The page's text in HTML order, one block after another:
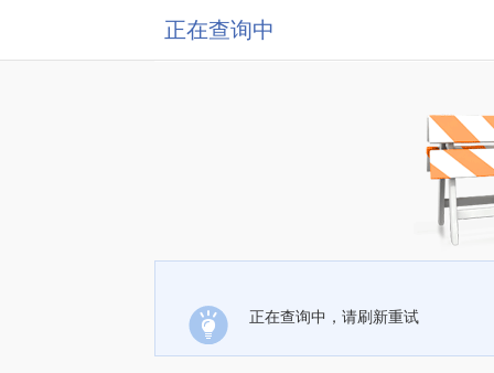
正在查询中
正在查询中，请刷新重试